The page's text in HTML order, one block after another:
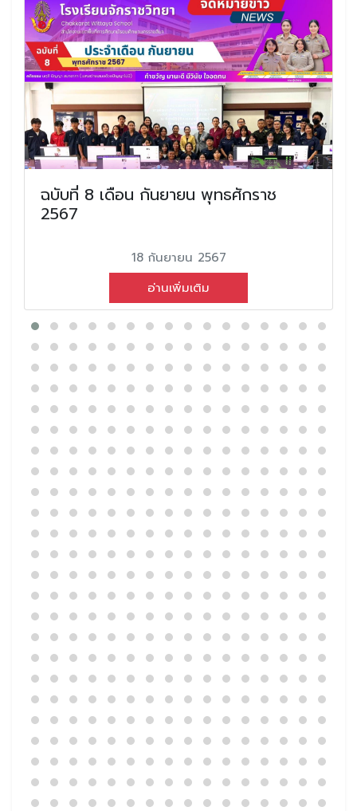
ฉบับที่ 8 เดือน กันยายน พุทธศักราช
2567
18 กันยายน 2567
อ่านเพิ่มเติม